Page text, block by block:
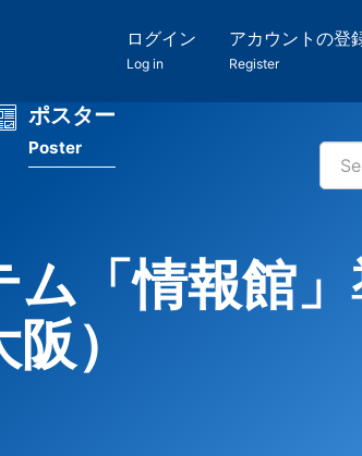
ログイン
Log in
アカウントの登
Register
ポスター
Poster
検
ム「情報館
）